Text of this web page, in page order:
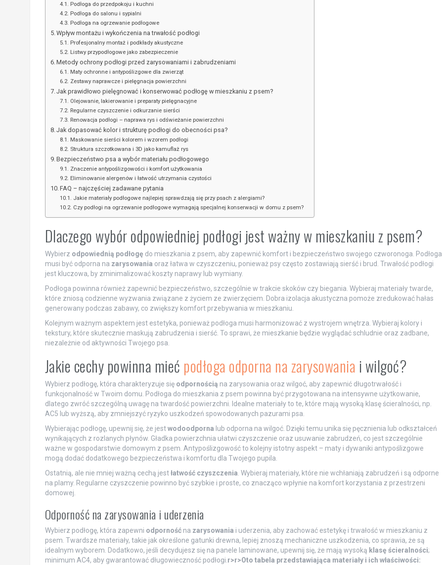
Podłoga do przedpokoju i kuchni
Podłoga do salonu i sypialni
Podłoga na ogrzewanie podłogowe
Wpływ montażu i wykończenia na trwałość podłogi
Profesjonalny montaż i podkłady akustyczne
Listwy przypodłogowe jako zabezpieczenie
Metody ochrony podłogi przed zarysowaniami i zabrudzeniami
Maty ochronne i antypoślizgowe dla zwierząt
Zestawy naprawcze i pielęgnacja powierzchni
Jak prawidłowo pielęgnować i konserwować podłogę w mieszkaniu z psem?
Olejowanie, lakierowanie i preparaty pielęgnacyjne
Regularne czyszczenie i odkurzanie sierści
Renowacja podłogi – naprawa rys i odświeżanie powierzchni
Jak dopasować kolor i strukturę podłogi do obecności psa?
Maskowanie sierści kolorem i wzorem podłogi
Struktura szczotkowana i 3D jako kamuflaż rys
Bezpieczeństwo psa a wybór materiału podłogowego
Znaczenie antypoślizgowości i komfort użytkowania
Eliminowanie alergenów i łatwość utrzymania czystości
FAQ – najczęściej zadawane pytania
Jakie materiały podłogowe najlepiej sprawdzają się przy psach z alergiami?
Czy podłogi na ogrzewanie podłogowe wymagają specjalnej konserwacji w domu z psem?
Dlaczego wybór odpowiedniej podłogi jest ważny w mieszkaniu z psem?
Wybierz odpowiednią podłogę do mieszkania z psem, aby zapewnić komfort i bezpieczeństwo swojego czworonoga. Podłoga
musi być odporna na zarysowania oraz łatwa w czyszczeniu, ponieważ psy często zostawiają sierść i brud. Trwałość podłogi
jest kluczowa, by zminimalizować koszty naprawy lub wymiany.
Podłoga powinna również zapewnić bezpieczeństwo, szczególnie w trakcie skoków czy biegania. Wybieraj materiały twarde,
które zniosą codzienne wyzwania związane z życiem ze zwierzęciem. Dobra izolacja akustyczna pomoże zredukować hałas
generowany podczas zabawy, co zwiększy komfort przebywania w mieszkaniu.
Kolejnym ważnym aspektem jest estetyka, ponieważ podłoga musi harmonizować z wystrojem wnętrza. Wybieraj kolory i
tekstury, które skutecznie maskują zabrudzenia i sierść. To sprawi, że mieszkanie będzie wyglądać schludnie oraz zadbane,
niezależnie od aktywności Twojego psa.
Jakie cechy powinna mieć podłoga odporna na zarysowania i wilgoć?
Wybierz podłogę, która charakteryzuje się odpornością na zarysowania oraz wilgoć, aby zapewnić długotrwałość i
funkcjonalność w Twoim domu. Podłoga do mieszkania z psem powinna być przygotowana na intensywne użytkowanie,
dlatego zwróć szczególną uwagę na twardość powierzchni. Idealne materiały to te, które mają wysoką klasę ścieralności, np.
AC5 lub wyższą, aby zmniejszyć ryzyko uszkodzeń spowodowanych pazurami psa.
Wybierając podłogę, upewnij się, że jestwodoodporna lub odporna na wilgoć. Dzięki temu unika się pęcznienia lub odkształceń
wynikających z rozlanych płynów. Gładka powierzchnia ułatwi czyszczenie oraz usuwanie zabrudzeń, co jest szczególnie
ważne w gospodarstwie domowym z psem. Antypoślizgowość to kolejny istotny aspekt – maty i dywaniki antypoślizgowe
mogą dodać dodatkowego bezpieczeństwa i komfortu dla Twojego pupila.
Ostatnią, ale nie mniej ważną cechą jestłatwość czyszczenia . Wybieraj materiały, które nie wchłaniają zabrudzeń i są odporne
na plamy. Regularne czyszczenie powinno być szybkie i proste, co znacząco wpłynie na komfort korzystania z przestrzeni
domowej.
Odporność na zarysowania i uderzenia
Wybierz podłogę, która zapewni odpornośćna zarysowania i uderzenia, aby zachować estetykę i trwałość w mieszkaniu z
psem. Twardsze materiały, takie jak określone gatunki drewna, lepiej znoszą mechaniczne uszkodzenia, co sprawia, że są
idealnym wyborem. Dodatkowo, jeśli decydujesz się na panele laminowane, upewnij się, że mają wysoką klasę ścieralności;
minimum AC4, aby gwarantować długowieczność podłogi. r>r>Oto tabela przedstawiająca materiały i ich właściwości: